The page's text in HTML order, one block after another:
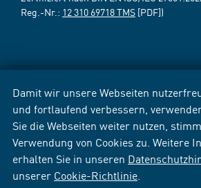
Damit wir unsere Webseiten
und fortlaufend verbessern,
Sie die Webseiten weiter nutzen,
Verwendung von Cookies zu. Weitere
erhalten Sie in unseren
unserer Cookie-Richtlinie
Reg.-Nr.: 12 310 69718 TMS [PDF])